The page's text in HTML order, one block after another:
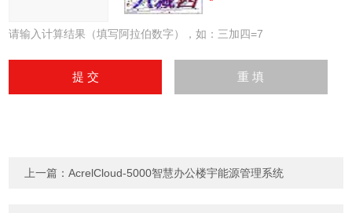
请输入计算结果（填写阿拉伯数字），如：三加四=7
上一篇：AcrelCloud-5000智慧办公楼宇能源管理系统